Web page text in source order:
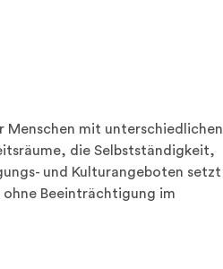
Menschen mit unterschiedlichen
die Selbstständigkeit,
und Kulturangeboten setzt
Beeinträchtigung im